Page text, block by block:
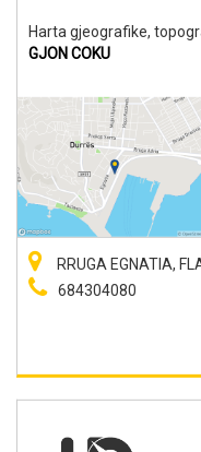
Harta gjeografike,
GJON COKU
RRUGA EGNATIA,
684304080